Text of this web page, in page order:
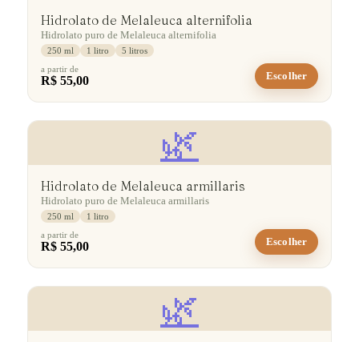
Hidrolato de Melaleuca alternifolia
Hidrolato puro de Melaleuca alternifolia
250 ml 1 litro
5 litros
a partir de
R$ 55,00 Escolher
🌿
Hidrolato de Melaleuca armillaris
Hidrolato puro de Melaleuca armillaris
250 ml
1 litro
a partir de
R$ 55,00 Escolher
🌿